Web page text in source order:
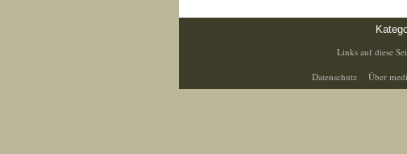
Links auf diese
Datenschutz Über